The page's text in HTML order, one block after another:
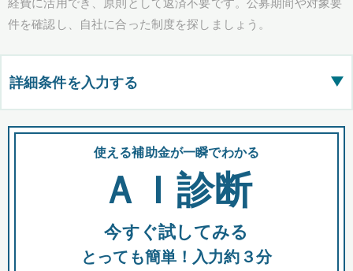
経費に活用でき、原則として返済不要です。公募期間や対象要
件を確認し、自社に合った制度を探しましょう。
詳細条件を入力する ▶
都道府県
全国の検索結果を含めて表示
助成金 融資 出資
使える補助金が一瞬でわかる
ＡＩ診断
今すぐ試してみる
とっても簡単！入力約３分